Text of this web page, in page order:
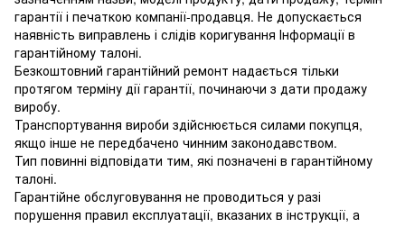
гарантії і печаткою компанії-продавця. Не допускається
наявність виправлень і слідів коригування Інформації в
гарантійному талоні.
Безкоштовний гарантійний ремонт надається тільки
протягом терміну дії гарантії, починаючи з дати продажу
виробу.
Транспортування вироби здійснюється силами покупця,
якщо інше не передбачено чинним законодавством.
Тип повинні відповідати тим, які позначені в гарантійному
талоні.
Гарантійне обслуговування не проводиться у разі
порушення правил експлуатації, вказаних в інструкції, а